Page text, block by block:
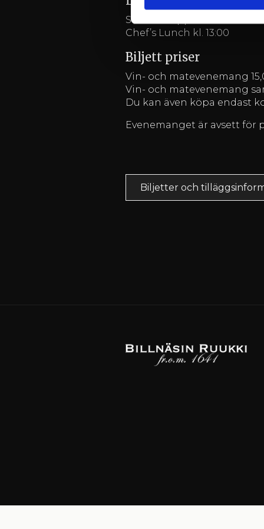
Stånden öppna kl. 12.00 –
Chef’s Lunch kl. 13:00
Biljett priser
Vin- och matevenemang
Vin- och matevenemang
Du kan även köpa endast
Evenemanget är avsett för
Biljetter och